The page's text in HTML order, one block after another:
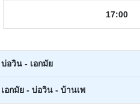
17:00
บ่อวิน - เอกมัย
เอกมัย - บ่อวิน - บ้านเพ